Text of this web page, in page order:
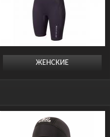
ЖЕНСКИЕ